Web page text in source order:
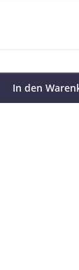
In den